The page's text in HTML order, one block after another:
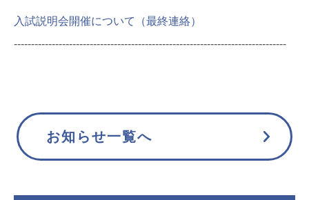
入試説明会開催について（最終連絡）
-------------------------------------------------------------------------------
お知らせ一覧へ